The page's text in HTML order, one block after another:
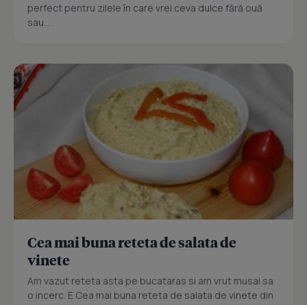
perfect pentru zilele în care vrei ceva dulce fără ouă
sau...
Cea mai buna reteta de salata de
vinete
Am vazut reteta asta pe bucataras si am vrut musai sa
o incerc. E Cea mai buna reteta de salata de vinete din